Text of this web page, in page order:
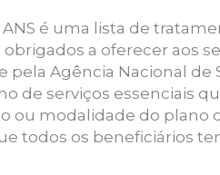
é uma lista de
a oferecer aos
Agência Nacional de
de serviços essenciais
modalidade do plano
todos os beneficiários